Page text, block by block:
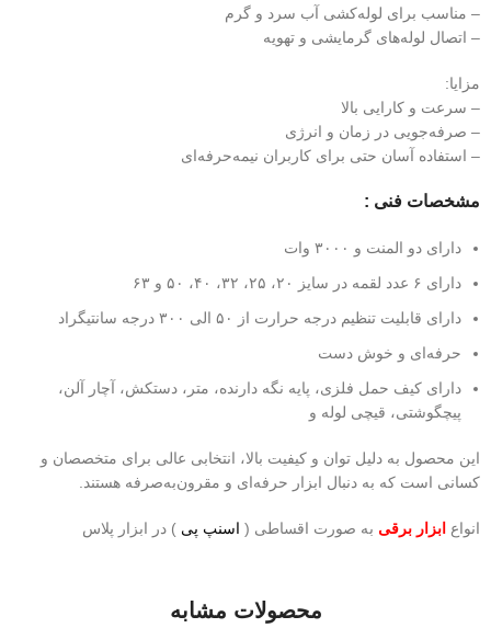
– مناسب برای لوله‌کشی آب سرد و گرم
– اتصال لوله‌های گرمایشی و تهویه
مزایا:
– سرعت و کارایی بالا
– صرفه‌جویی در زمان و انرژی
– استفاده آسان حتی برای کاربران نیمه‌حرفه‌ای
مشخصات فنی :
دارای دو المنت و ٣۰۰۰ وات
دارای ۶ عدد لقمه در سایز ۲۰، ۲۵، ۳۲، ۴۰، ۵۰ و ۶۳
دارای قابلیت تنظیم درجه حرارت از ۵۰ الی ۳۰۰ درجه سانتیگراد
حرفه‌ای و خوش دست
دارای کیف حمل فلزی، پایه نگه دارنده، متر، دستکش، آچار آلن،
پیچگوشتی، قیچی لوله و
این محصول به دلیل توان و کیفیت بالا، انتخابی عالی برای متخصصان و
کسانی است که به دنبال ابزار حرفه‌ای و مقرون‌به‌صرفه هستند.
انواع ابزار برقی به صورت اقساطی ( اسنپ پی ) در ابزار پلاس
محصولات مشابه